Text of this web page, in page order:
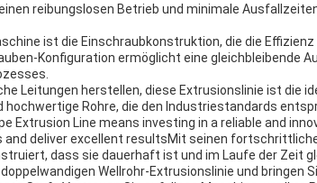
reibungslosen Betrieb und minimale
ist die Einschraubkonstruktion, die die
Konfiguration ermöglicht eine gleichbleibende
Leitungen herstellen, diese Extrusionslinie ist die
Rohre, die den Industriestandards
Extrusion Line means investing in a reliable and
deliver excellent resultsMit seinen
dass sie dauerhaft ist und im Laufe der Zeit
Wellrohr-Extrusionslinie und bringen